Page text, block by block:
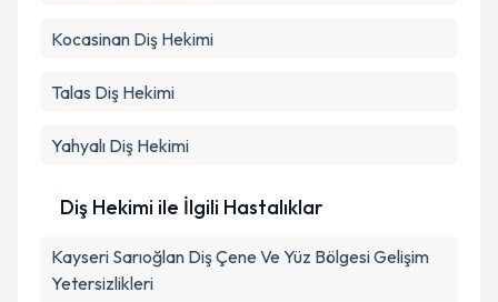
Kocasinan Diş Hekimi
Talas Diş Hekimi
Yahyalı Diş Hekimi
Diş Hekimi ile İlgili Hastalıklar
Kayseri Sarıoğlan Diş Çene Ve Yüz Bölgesi Gelişim
Yetersizlikleri